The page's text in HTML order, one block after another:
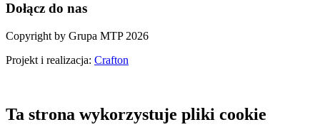
Dołącz do nas
Copyright by Grupa MTP 2026
Projekt i realizacja: Crafton
Ta strona wykorzystuje pliki cookie